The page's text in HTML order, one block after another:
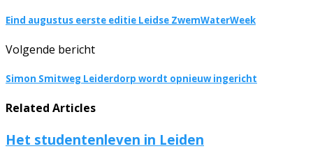
Eind augustus eerste editie Leidse ZwemWaterWeek
Volgende bericht
Simon Smitweg Leiderdorp wordt opnieuw ingericht
Related Articles
Het studentenleven in Leiden